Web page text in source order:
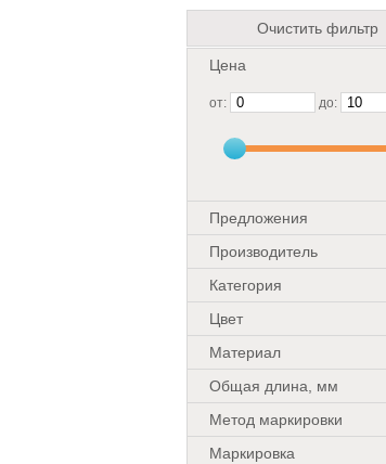
Очистить фильтр
Цена
от: до:
Предложения
Производитель
Категория
Цвет
Материал
Общая длина, мм
Метод маркировки
Маркировка